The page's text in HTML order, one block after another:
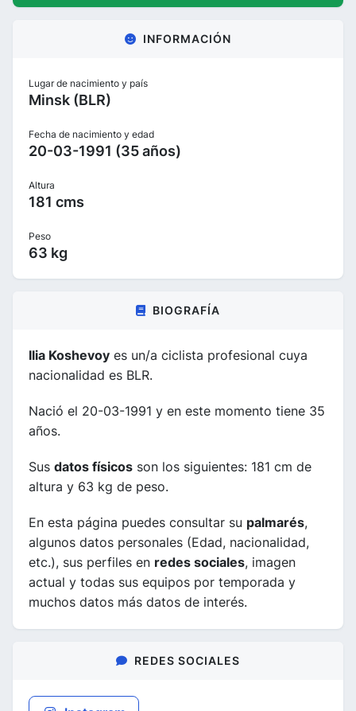
INFORMACIÓN
Lugar de nacimiento y país
Minsk (BLR)
Fecha de nacimiento y edad
20-03-1991 (35 años)
Altura
181 cms
Peso
63 kg
BIOGRAFÍA
Ilia Koshevoy es un/a ciclista profesional cuya
nacionalidad es BLR.
Nació el 20-03-1991 y en este momento tiene 35
años.
Sus datos físicos son los siguientes: 181 cm de
altura y 63 kg de peso.
En esta página puedes consultar su palmarés,
algunos datos personales (Edad, nacionalidad,
etc.), sus perfiles en redes sociales, imagen
actual y todas sus equipos por temporada y
muchos datos más datos de interés.
REDES SOCIALES